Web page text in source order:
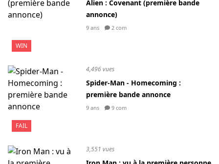
WIN
Alien : Covenant (première bande
annonce)
9 ans 2 com
FAIL
4,496 vues
Spider-Man - Homecoming :
première bande annonce
9 ans 9 com
3,551 vues